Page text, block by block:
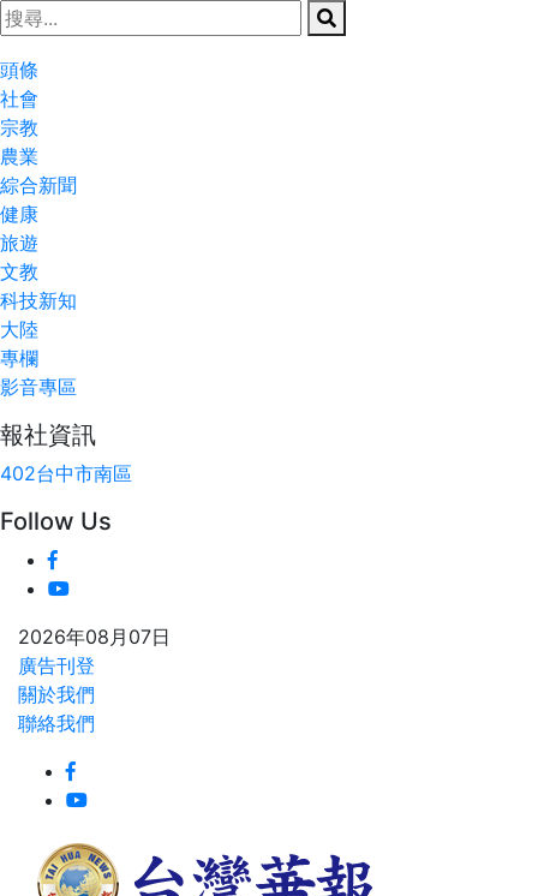
頭條
社會
宗教
農業
綜合新聞
健康
旅遊
文教
科技新知
大陸
專欄
影音專區
報社資訊
402台中市南區
Follow Us
2026年08月07日
廣告刊登
關於我們
聯絡我們